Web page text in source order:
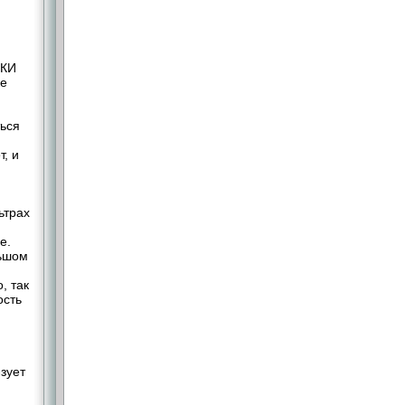
и
так